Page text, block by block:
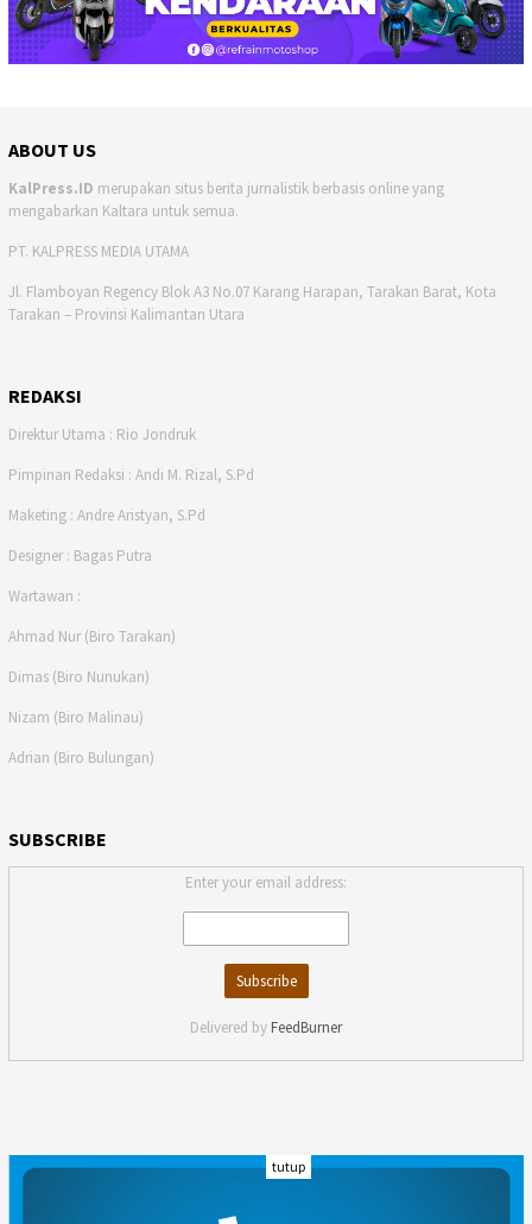
ABOUT US
KalPress.ID merupakan situs berita jurnalistik berbasis online yang
mengabarkan Kaltara untuk semua.
PT. KALPRESS MEDIA UTAMA
Jl. Flamboyan Regency Blok A3 No.07 Karang Harapan, Tarakan Barat, Kota
Tarakan – Provinsi Kalimantan Utara
REDAKSI
Direktur Utama : Rio Jondruk
Pimpinan Redaksi : Andi M. Rizal, S.Pd
Maketing : Andre Aristyan, S.Pd
Designer : Bagas Putra
Wartawan :
Ahmad Nur (Biro Tarakan)
Dimas (Biro Nunukan)
Nizam (Biro Malinau)
Adrian (Biro Bulungan)
SUBSCRIBE
Enter your email address:
Delivered by FeedBurner
tutup